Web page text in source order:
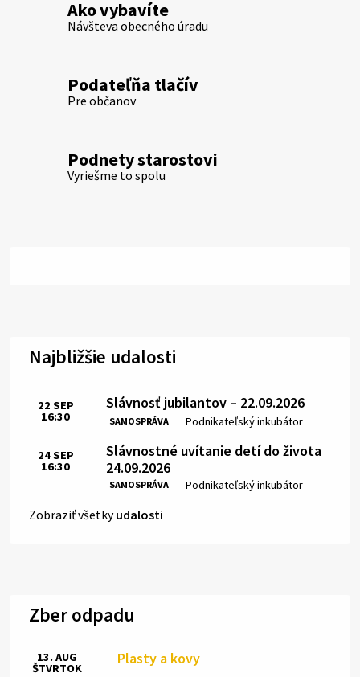
Ako vybavíte
Návšteva obecného úradu
Podateľňa tlačív
Pre občanov
Podnety starostovi
Vyriešme to spolu
Najbližšie udalosti
Slávnosť jubilantov – 22.09.2026
SAMOSPRÁVA Miesto:
Podnikateľský inkubátor
Čas:
22 SEP
16:30
Slávnostné uvítanie detí do života
24.09.2026
SAMOSPRÁVA Miesto:
Podnikateľský inkubátor
Čas:
24SEP
16:30
Zobraziť všetkyudalosti
Zber odpadu
Plasty a kovy
13. AUG
ŠTVRTOK